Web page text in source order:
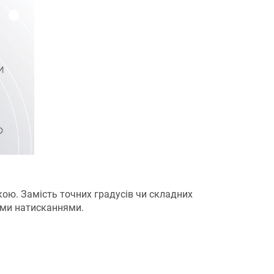
Замість точних градусів чи складних
натисканнями.